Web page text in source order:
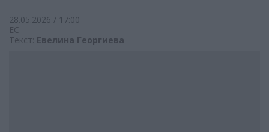
28.05.2026 / 17:00
ЕС
Текст: Евелина Георгиева